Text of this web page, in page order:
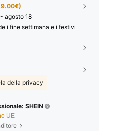
9.00€)
agosto 18
i fine settimana e i festivi
della privacy
SHEIN
UE